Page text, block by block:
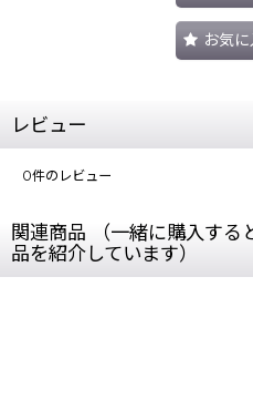
お気
レビュー
0件のレビュー
関連商品 （一緒に購入する
品を紹介しています）